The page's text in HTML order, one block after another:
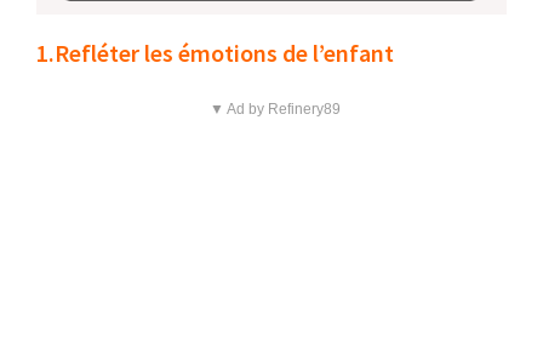
1.Refléter les émotions de l’enfant
▼ Ad by Refinery89